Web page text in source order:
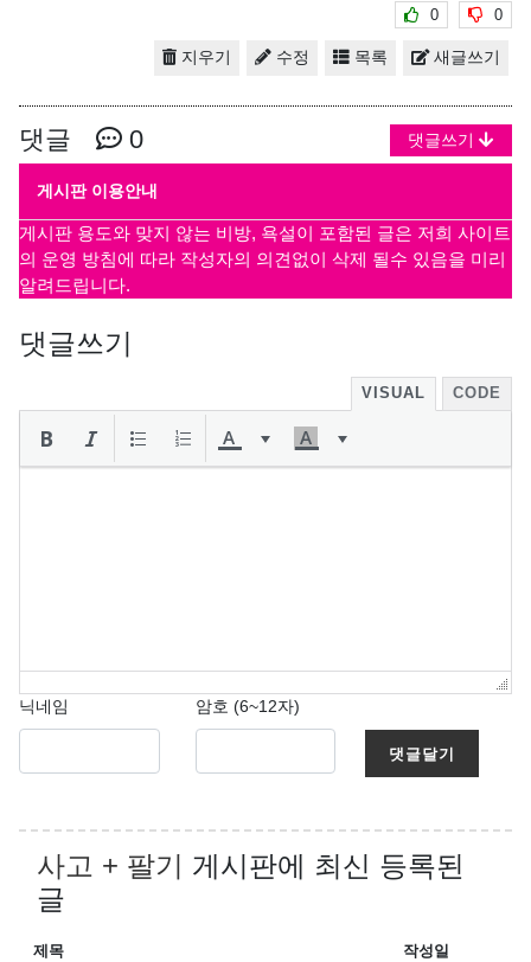
0 0
새글쓰기
목록
수정
지우기
댓글 0 댓글쓰기
게시판 이용안내
게시판 용도와 맞지 않는 비방, 욕설이 포함된 글은 저희 사이트
의 운영 방침에 따라 작성자의 의견없이 삭제 될수 있음을 미리
알려드립니다.
댓글쓰기
VISUAL CODE
닉네임 암호 (6~12자)
댓글달기
사고 + 팔기
게시판에 최신 등록된
글
제목 작성일